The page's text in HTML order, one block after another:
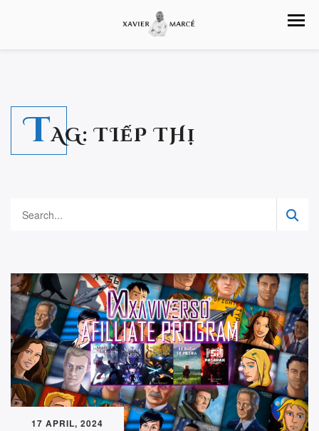
TAG:TIẾP THỊ
17 APRIL, 2024